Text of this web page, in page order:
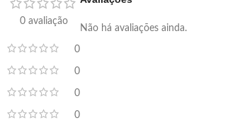
0 avaliação
0
0
0
0
Não há avaliações ainda.